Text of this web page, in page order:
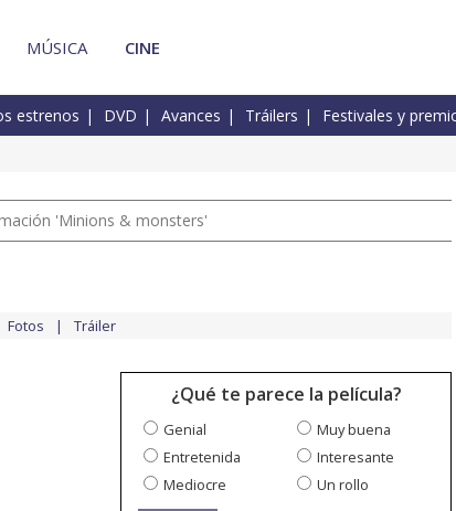
MÚSICA CINE
estrenos DVD Avances Tráilers Festivales y
'Minions & monsters'
Fotos Tráiler
¿Qué te parece la película?
Genial
Muy buena
Entretenida
Interesante
Mediocre
Un rollo